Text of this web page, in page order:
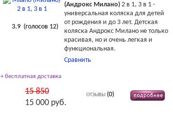
3.9(голосов 12)
(Андрокс Милано)2 в 1, 3 в 1 -
универсальная коляска для детей
от рождения и до 3 лет. Детская
коляска Андрокс Милано не только
красивая, но и очень легкая и
функциональная.
Сравнить
+ бесплатная доставка
15 850
15 000 руб.
ОТЗЫВЫ(0)